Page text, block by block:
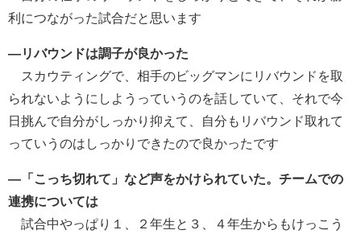
利につながった試合だと思います
―リバウンドは調子が良かった
スカウティングで、相手のビッグマンにリバウンドを取
られないようにしようっていうのを話していて、それで今
日挑んで自分がしっかり抑えて、自分もリバウンド取れて
っていうのはしっかりできたので良かったです
―「こっち切れて」など声をかけられていた。チームでの
連携については
試合中やっぱり１、２年生と３、４年生からもけっこう